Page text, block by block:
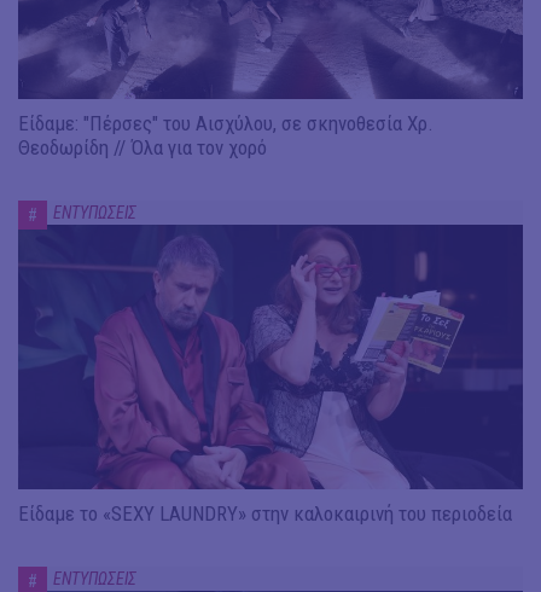
Είδαμε: "Πέρσες" του Αισχύλου, σε σκηνοθεσία Χρ.
Θεοδωρίδη // Όλα για τον χορό
# ΕΝΤΥΠΩΣΕΙΣ
Είδαμε το «SEXY LAUNDRY» στην καλοκαιρινή του περιοδεία
# ΕΝΤΥΠΩΣΕΙΣ